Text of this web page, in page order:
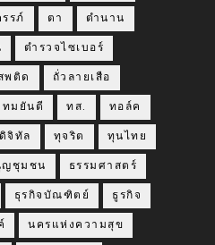
รภ์ ตา ตำนาน
ตำรวจไซเบอร์
พติด ถั่วลายเสือ
ทมยันตี ทส. ทอล์ค
จิทัล ทุจริต ทุนไทย
ญชุมชน ธรรมศาสตร์
ธุรกิจบัณฑิตย์ ธูรกิจ
นครแห่งความสุข